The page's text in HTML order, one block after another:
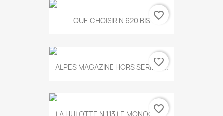
QUE CHOISIR N 620 BIS favorite_border
ALPES MAGAZINE HORS SERIE N...
favorite_border
LA HULOTTE N 113 LE MONOCLE...
favorite_border